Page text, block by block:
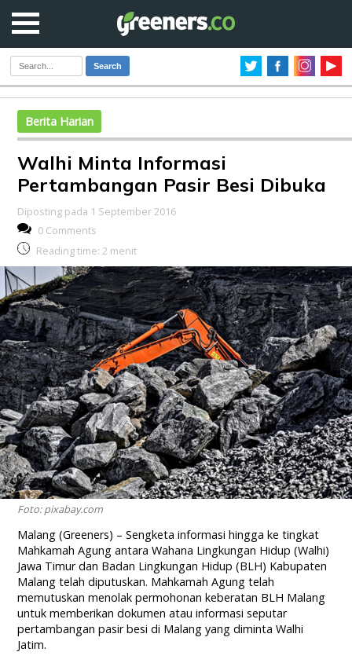
Search
Berita Harian
Walhi Minta Informasi
Pertambangan Pasir Besi Dibuka
Diposting pada 1 September 2016
0 Comments
Reading time: 2 menit
Foto: pixabay.com
Malang (Greeners) – Sengketa informasi hingga ke tingkat
Mahkamah Agung antara Wahana Lingkungan Hidup (Walhi)
Jawa Timur dan Badan Lingkungan Hidup (BLH) Kabupaten
Malang telah diputuskan. Mahkamah Agung telah
memutuskan menolak permohonan keberatan BLH Malang
untuk memberikan dokumen atau informasi seputar
pertambangan pasir besi di Malang yang diminta Walhi
Jatim.